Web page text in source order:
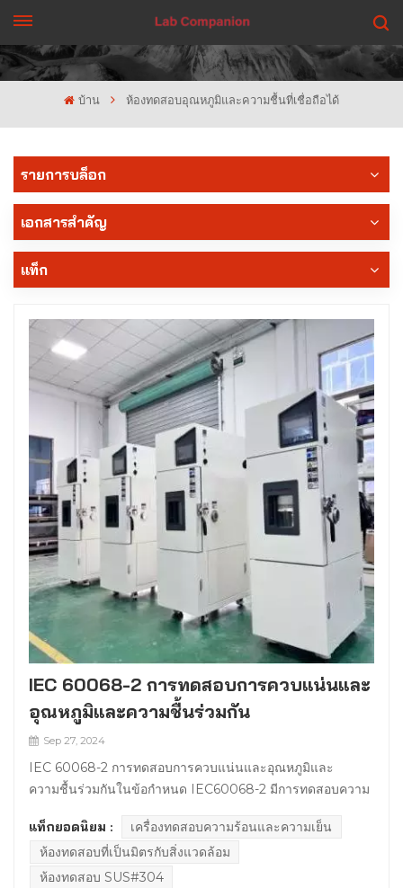
บ้าน ห้องทดสอบอุณหภูมิและความชื้นที่เชื่อถือได้
รายการบล็อก
เอกสารสำคัญ
แท็ก
IEC 60068-2 การทดสอบการควบแน่นและ
อุณหภูมิและความชื้นร่วมกัน
Sep 27, 2024
IEC 60068-2 การทดสอบการควบแน่นและอุณหภูมิและ
ความชื้นร่วมกันในข้อกำหนด IEC60068-2 มีการทดสอบความ
ที่ 85℃/85%RH, 40℃/93%RH และความชื้นสูงแล้ว ยังมีการ
ทดสอบพิเศษอีกสองแบบ [IEC60068-2-30, IEC60068-2-38]
ซึ่งสลับกันระหว่างรอบเปียกและชื้นและรอบผสมอุณหภูมิและ
แท็กยอดนิยม :
เครื่องทดสอบความร้อนและความเย็น
ห้องทดสอบที่เป็นมิตรกับสิ่งแวดล้อม
ห้องทดสอบ SUS#304